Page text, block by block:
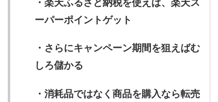
・楽天ふるさと納税を使えば、楽天ス
ーパーポイントゲット
・さらにキャンペーン期間を狙えばむ
しろ儲かる
・消耗品ではなく商品を購入なら転売